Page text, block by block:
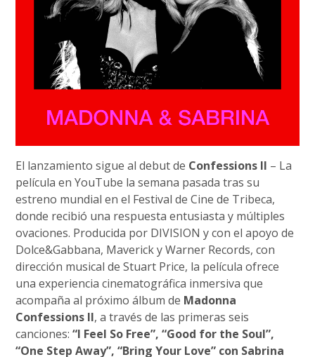
El lanzamiento sigue al debut de Confessions II – La
película en YouTube la semana pasada tras su
estreno mundial en el Festival de Cine de Tribeca,
donde recibió una respuesta entusiasta y múltiples
ovaciones. Producida por DIVISION y con el apoyo de
Dolce&Gabbana, Maverick y Warner Records, con
dirección musical de Stuart Price, la película ofrece
una experiencia cinematográfica inmersiva que
acompaña al próximo álbum de Madonna
Confessions II, a través de las primeras seis
canciones:“I Feel So Free”, “Good for the Soul”,
“One Step Away”, “Bring Your Love” con Sabrina